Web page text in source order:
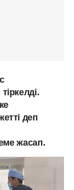
деп
жасап.